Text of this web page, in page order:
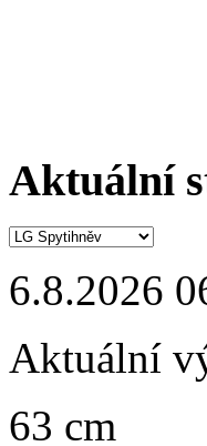
Aktuální
6.8.2026
Aktuální
63 cm